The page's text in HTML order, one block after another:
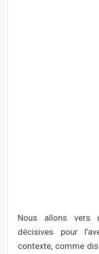
Nous allons vers
décisives pour
contexte, comme